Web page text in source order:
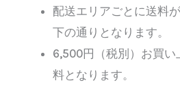
配送エリアごとに送料
下の通りとなります。
6,500円（税別）お買
料となります。